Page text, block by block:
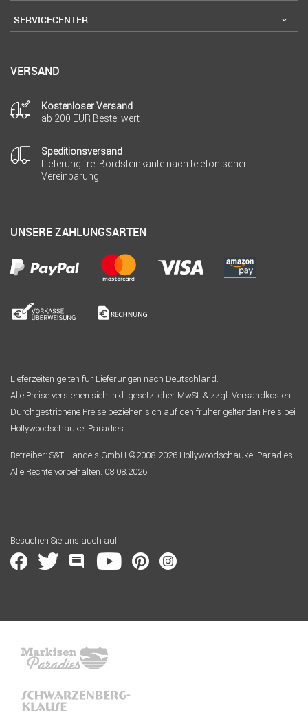
SERVICECENTER
VERSAND
Kostenloser Versand
ab 200 EUR Bestellwert
Speditionsversand
Lieferung frei Bordsteinkante nach telefonischer
Vereinbarung
UNSERE ZAHLUNGSARTEN
Lieferzeiten gelten für Lieferungen nach Deutschland.
Alle Preise verstehen sich inkl. gesetzlicher MwSt. & zzgl. Versandkosten.
Durchgestrichene Preise beziehen sich auf den früher geltenden Preis bei
Hollywoodschaukel Paradies
Betreiber: S&T Handels GmbH ©2008-2026 Hollywoodschaukel Paradies
Alle Rechte vorbehalten. 08.08.2026
Besuchen Sie uns auch auf